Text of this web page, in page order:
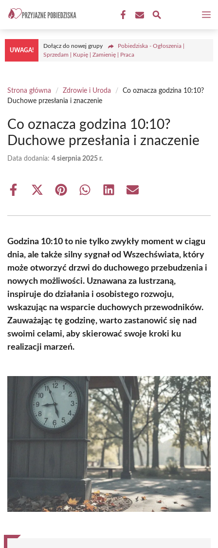
treści
UWAGA!
Dołącz do nowej grupy
Pobiedziska - Ogłoszenia |
Sprzedam | Kupię | Zamienię | Praca
Strona główna / Zdrowie i Uroda /
Co oznacza godzina 10:10?
Duchowe przesłania i znaczenie
Co oznacza godzina 10:10?
Duchowe przesłania i znaczenie
Data dodania: 4 sierpnia 2025 r.
Share
Share
(Twitter)
Share Share Share Share
Godzina 10:10 to nie tylko zwykły moment w ciągu
dnia, ale także silny sygnał od Wszechświata, który
może otworzyć drzwi do duchowego przebudzenia i
nowych możliwości. Uznawana za lustrzaną,
inspiruje do działania i osobistego rozwoju,
wskazując na wsparcie duchowych przewodników.
Zauważając tę godzinę, warto zastanowić się nad
swoimi celami, aby skierować swoje kroki ku
realizacji marzeń.